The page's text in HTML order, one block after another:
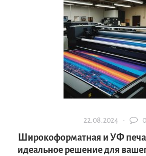
22.08.2024 · 0
Широкоформатная и УФ
идеальное решение для